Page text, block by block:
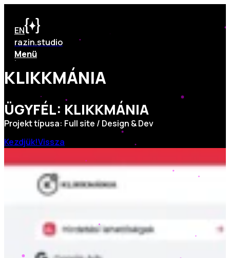
EN
razin.studio
Menü
KLIKKMÁNIA
ÜGYFÉL: KLIKKMÁNIA
Projekt típusa: Full site / Design & Dev
Kezdjük!Vissza